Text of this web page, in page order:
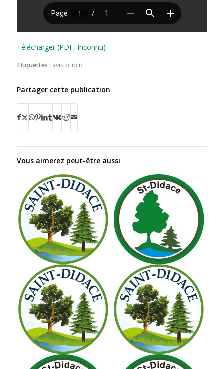
Télécharger (PDF, Inconnu)
Etiquettes : avis public
Partager cette publication
Vous aimerez peut-être aussi